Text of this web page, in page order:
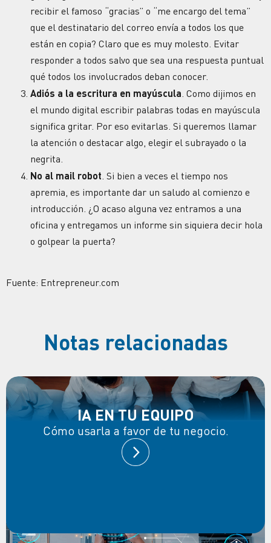
recibir el famoso “gracias” o “me encargo del tema”
que el destinatario del correo envía a todos los que
están en copia? Claro que es muy molesto. Evitar
responder a todos salvo que sea una respuesta puntual
qué todos los involucrados deban conocer.
Adiós a la escritura en mayúscula. Como dijimos en
el mundo digital escribir palabras todas en mayúscula
significa gritar. Por eso evitarlas. Si queremos llamar
la atención o destacar algo, elegir el subrayado o la
negrita.
No al mail robot. Si bien a veces el tiempo nos
apremia, es importante dar un saludo al comienzo e
introducción. ¿O acaso alguna vez entramos a una
oficina y entregamos un informe sin siquiera decir hola
o golpear la puerta?
Fuente: Entrepreneur.com
Notas relacionadas
IA EN TU EQUIPO
Cómo usarla a favor de tu negocio.